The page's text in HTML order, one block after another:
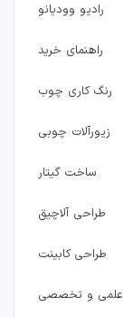
رادیو وودیانو
راهنمای خرید
رنگ کاری چوب
زیورآلات چوبی
ساخت گیتار
طراحی آلاچیق
طراحی کابینت
علمی و تخصصی